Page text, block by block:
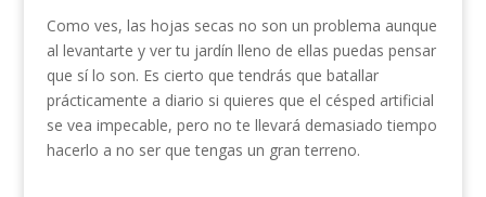
Como ves, las hojas secas no son un problema aunque
al levantarte y ver tu jardín lleno de ellas puedas pensar
que sí lo son. Es cierto que tendrás que batallar
prácticamente a diario si quieres que el césped artificial
se vea impecable, pero no te llevará demasiado tiempo
hacerlo a no ser que tengas un gran terreno.